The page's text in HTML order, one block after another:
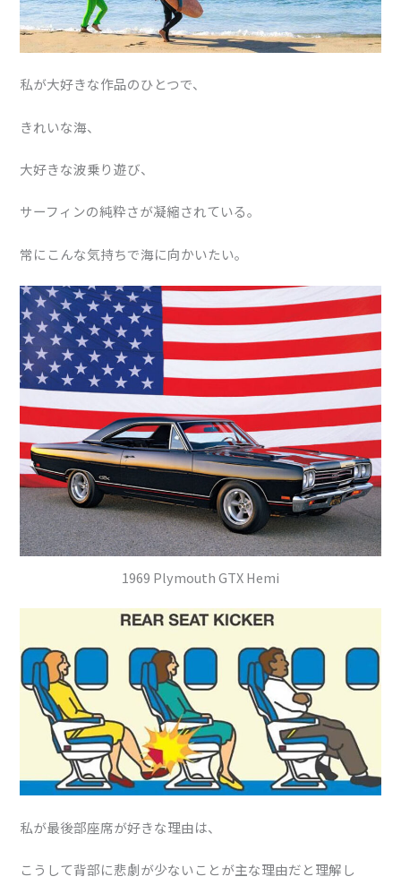
私が大好きな作品のひとつで、
きれいな海、
大好きな波乗り遊び、
サーフィンの純粋さが凝縮されている。
常にこんな気持ちで海に向かいたい。
1969 Plymouth GTX Hemi
私が最後部座席が好きな理由は、
こうして背部に悲劇が少ないことが主な理由だと理解し